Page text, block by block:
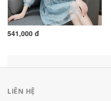
541,000 đ
LIÊN HỆ